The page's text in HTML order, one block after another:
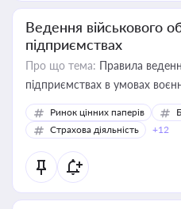
Ведення військового
підприємствах
Про що тема: Правила
підприємствах в умовах
Ринок цінних паперів
Страхова діяльність
+12